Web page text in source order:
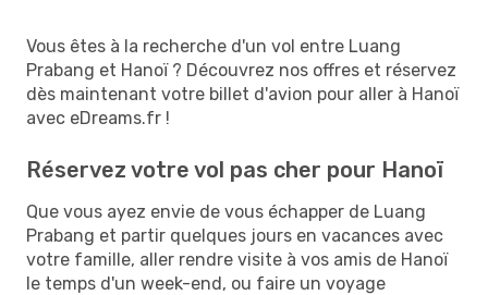
Vous êtes à la recherche d'un vol entre Luang
Prabang et Hanoï ? Découvrez nos offres et réservez
dès maintenant votre billet d'avion pour aller à Hanoï
avec eDreams.fr !
Réservez votre vol pas cher pour Hanoï
Que vous ayez envie de vous échapper de Luang
Prabang et partir quelques jours en vacances avec
votre famille, aller rendre visite à vos amis de Hanoï
le temps d'un week-end, ou faire un voyage